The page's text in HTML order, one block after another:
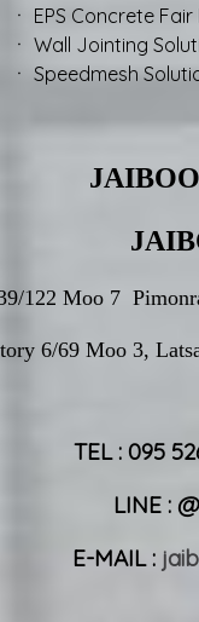
Face
122 Moo 7
6/69 Moo 3,
TEL : 095
LINE :
E-MAIL :